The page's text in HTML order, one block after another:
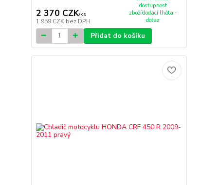
2 370 CZK/ks
1 959 CZK bez DPH
dostupnost
zboží/dodací lhůta -
dotaz
Přidat do košíku